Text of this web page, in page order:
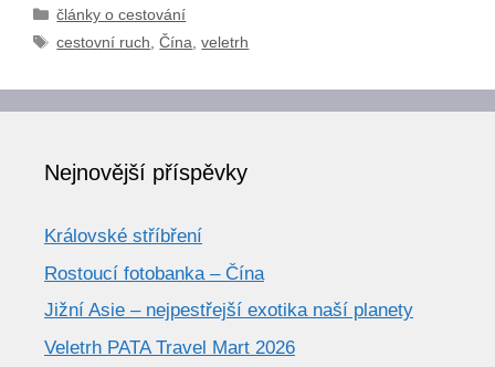
Rubriky
články o cestování
Štítky
cestovní ruch,Čína,veletrh
Nejnovější příspěvky
Královské stříbření
Rostoucí fotobanka – Čína
Jižní Asie – nejpestřejší exotika naší planety
Veletrh PATA Travel Mart 2026